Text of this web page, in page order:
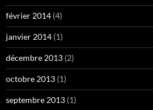
février 2014 (4)
janvier 2014 (1)
décembre 2013 (2)
octobre 2013 (1)
septembre 2013 (1)